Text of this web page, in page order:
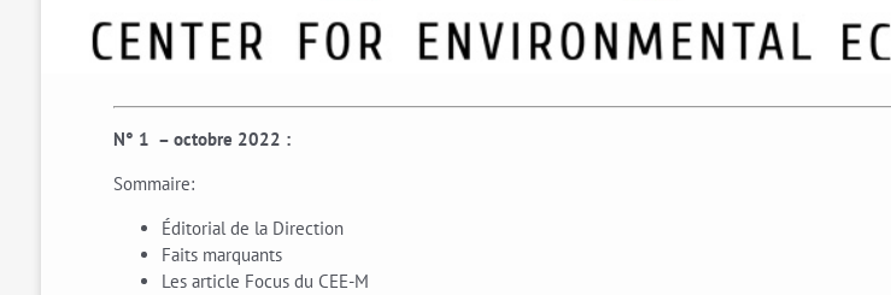
N° 1 – octobre 2022 :
Sommaire:
Éditorial de la Direction
Faits marquants
Les article Focus du CEE-M